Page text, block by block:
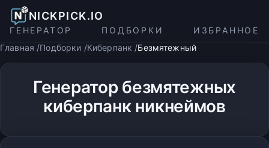
NICKPICK.IO
ГЕНЕРАТОР ПОДБОРКИ
ИЗБРАННОЕ
Главная
Подборки Киберпанк Безмятежный
Генератор безмятежных
киберпанк никнеймов